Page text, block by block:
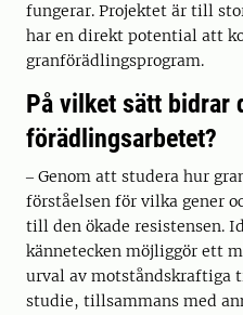
fungerar. Projektet är till
har en direkt potential att
granförädlingsprogram.
På vilket sätt bidrar
förädlingsarbetet?
‒ Genom att studera hur
förståelsen för vilka gener
till den ökade resistensen.
kännetecken möjliggör ett
urval av motståndskraftiga
studie, tillsammans med